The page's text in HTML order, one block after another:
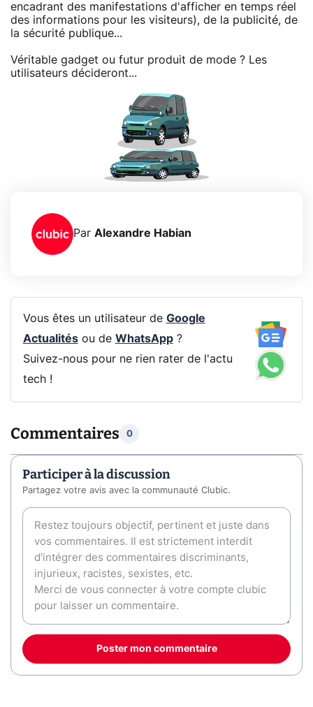
encadrant des manifestations d'afficher en temps réel
des informations pour les visiteurs), de la publicité, de
la sécurité publique...
Véritable gadget ou futur produit de mode ? Les
utilisateurs décideront...
Par Alexandre Habian
Vous êtes un utilisateur de Google
Actualitésou de WhatsApp?
Suivez-nous pour ne rien rater de l'actu
tech !
Commentaires 0
Participer à la discussion
Partagez votre avis avec la communauté Clubic.
Poster mon commentaire